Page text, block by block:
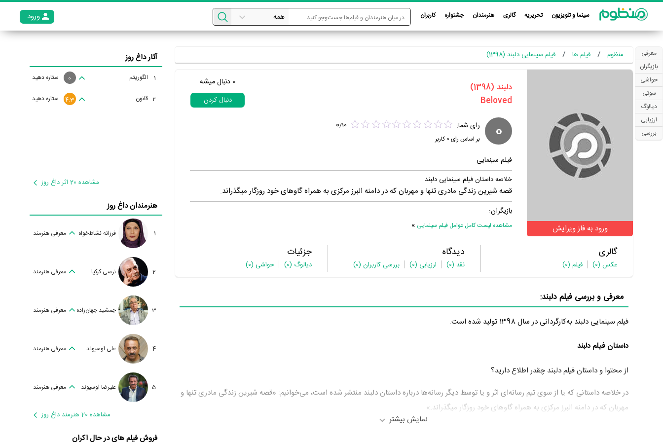
سینما و تلویزیون تحریریه گالری هنرمندان جشنواره کاربران ورود
معرفی
بازیگران
حواشی
سوتی
دیالوگ
ارزیابی
بررسی
منظوم فیلم ها فیلم سینمایی دلبند (1398)
ورود به فاز ویرایش
‏دلبند‏ (1398)
0 دنبال میشه
دنبال کردن
0 رای شما: 0/10
بر اساس رای 0کاربر
فیلم سینمایی
خلاصه داستان فیلم سینمایی دلبند
قصه شیرین زندگی مادری تنها و مهربان که در دامنه البرز مرکزی به همراه گاوهای خود روزگار میگذراند.
بازیگران:
مشاهده لیست کامل عوامل فیلم سینمایی »
گالری
عکس (0) فیلم (0)
دیدگاه
نقد (0) ارزیابی (0) بررسی کاربران (0)
جزئیات
دیالوگ (0) حواشی (0)
معرفی و بررسی فیلم دلبند:
فیلم سینمایی دلبند به‌کارگردانی در سال 1398 تولید شده است.
داستان فیلم دلبند
از محتوا و داستان فیلم دلبند چقدر اطلاع دارید؟
در خلاصه داستانی که یا از سوی تیم رسانه‌ای اثر و یا توسط دیگر رسانه‌ها درباره داستان دلبند منتشر شده است، می‌خوانیم: «قصه شیرین زندگی مادری تنها و
مهربان که در دامنه البرز مرکزی به همراه گاوهای خود روزگار میگذراند.»
نمایش بیشتر
آثار داغ روز
1 الگوریتم ستاره دهید 0
2 قانون ستاره دهید 4.3
مشاهده 20 اثر داغ روز
هنرمندان داغ روز
1 فرزانه نشاط‌خواه معرفی هنرمند
2 نرسی کرکیا معرفی هنرمند
3 جمشید جهان‌زاده معرفی هنرمند
4 علی اوسیوند معرفی هنرمند
5 علیرضا اوسیوند معرفی هنرمند
مشاهده 20 هنرمند داغ روز
فروش فیلم های در حال اکران